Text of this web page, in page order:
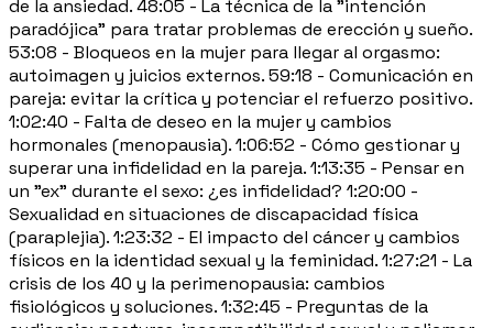
de la ansiedad. 48:05 - La técnica de la "intención
paradójica" para tratar problemas de erección y sueño.
53:08 - Bloqueos en la mujer para llegar al orgasmo:
autoimagen y juicios externos. 59:18 - Comunicación en
pareja: evitar la crítica y potenciar el refuerzo positivo.
1:02:40 - Falta de deseo en la mujer y cambios
hormonales (menopausia). 1:06:52 - Cómo gestionar y
superar una infidelidad en la pareja. 1:13:35 - Pensar en
un "ex" durante el sexo: ¿es infidelidad? 1:20:00 -
Sexualidad en situaciones de discapacidad física
(paraplejia). 1:23:32 - El impacto del cáncer y cambios
físicos en la identidad sexual y la feminidad. 1:27:21 - La
crisis de los 40 y la perimenopausia: cambios
fisiológicos y soluciones. 1:32:45 - Preguntas de la